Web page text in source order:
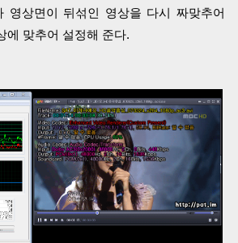
영상면이 뒤섞인 영상을 다시 짜맞추어
에 맞추어 설정해 준다.